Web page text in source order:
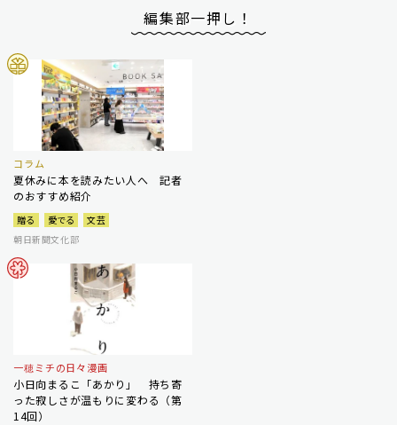
編集部一押し！
コラム
夏休みに本を読みたい人へ 記者
のおすすめ紹介
贈る 愛でる
文芸
朝日新聞文化部
一穂ミチの日々漫画
小日向まるこ「あかり」 持ち寄
った寂しさが温もりに変わる（第
14回）